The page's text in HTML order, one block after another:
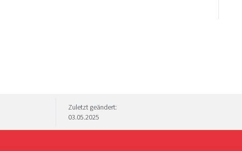
Zuletzt geändert:
03.05.2025